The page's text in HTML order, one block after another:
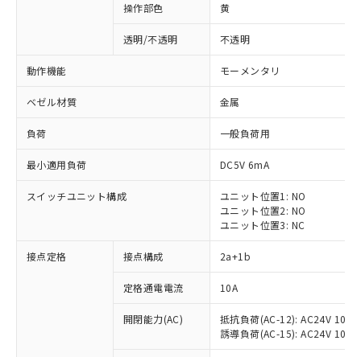
操作部色 黄
透明/不透明 不透明
動作機能 モーメンタリ
ベゼル材質 金属
負荷 一般負荷用
最小適用負荷 DC5V 6mA
スイッチユニット構成
ユニット位置1: NO
ユニット位置2: NO
ユニット位置3: NC
接点定格 接点構成 2a+1b
定格通電電流 10A
開閉能力(AC)
抵抗負荷(AC-12): AC24V 10A/
誘導負荷(AC-15): AC24V
※1 対応状況
対応済み：EU RoHS指令（10物質）の
非含有に対応した製品が提供可能な商品で
対応予定：EU RoHS指令（10物質）の非含